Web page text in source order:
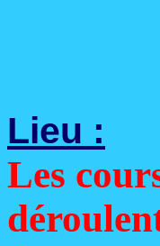
Lieu :
Les